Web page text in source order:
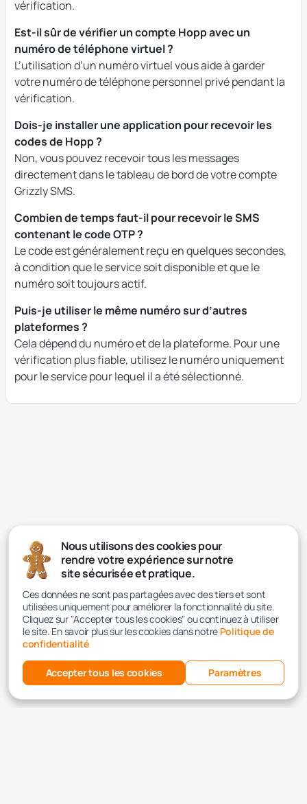
vérification.
Est-il sûr de vérifier un compte Hopp avec un
numéro de téléphone virtuel ?
L’utilisation d’un numéro virtuel vous aide à garder
votre numéro de téléphone personnel privé pendant la
vérification.
Dois-je installer une application pour recevoir les
codes de Hopp ?
Non, vous pouvez recevoir tous les messages
directement dans le tableau de bord de votre compte
Grizzly SMS.
Combien de temps faut-il pour recevoir le SMS
contenant le code OTP ?
Le code est généralement reçu en quelques secondes,
à condition que le service soit disponible et que le
numéro soit toujours actif.
Puis-je utiliser le même numéro sur d’autres
plateformes ?
Cela dépend du numéro et de la plateforme. Pour une
vérification plus fiable, utilisez le numéro uniquement
pour le service pour lequel il a été sélectionné.
Nous utilisons des cookies pour
rendre votre expérience sur notre
site sécurisée et pratique.
Ces données ne sont pas partagées avec des tiers et sont
utilisées uniquement pour améliorer la fonctionnalité du site.
Cliquez sur "Accepter tous les cookies" ou continuez à utiliser
le site. En savoir plus sur les cookies dans notre Politique de
confidentialité
Accepter tous les cookies Paramètres